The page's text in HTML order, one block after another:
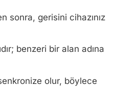
sonra, gerisini cihazınız
benzeri bir alan adına
olur, böylece